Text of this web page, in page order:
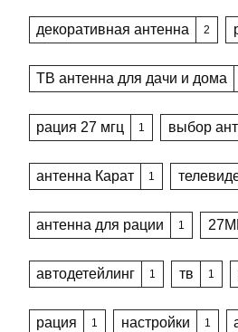
декоративная антенна 2
ТВ антенна для дачи и дома
рация 27 мгц 1 выбор
антенна Карат 1
антенна для рации 1
автодетейлинг 1 тв 1
рация 1 настройки 1